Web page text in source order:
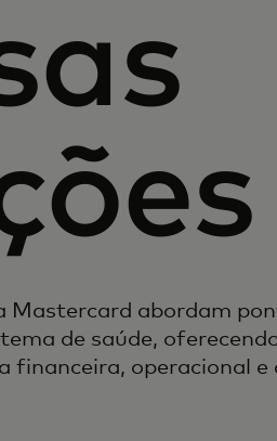
Mastercard abordam
de saúde,
financeira, operacional e